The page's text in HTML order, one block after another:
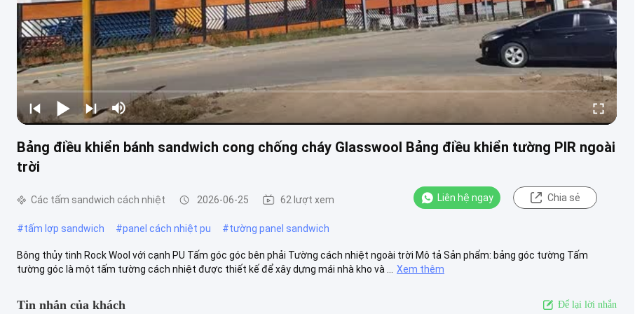
Bảng điều khiển bánh sandwich cong chống cháy Glasswool Bảng điều khiển tường PIR ngoài
trời
Các tấm sandwich cách nhiệt 2026-06-25 62 lượt xem Liên hệ ngay Chia sẻ
#tấm lợp sandwich #panel cách nhiệt pu #tường panel sandwich
Bông thủy tinh Rock Wool với cạnh PU Tấm góc góc bên phải Tường cách nhiệt ngoài trời Mô tả Sản phẩm: bảng góc tường Tấm
tường góc là một tấm tường cách nhiệt được thiết kế để xây dựng mái nhà kho và ...
Xem thêm
Tin nhắn của khách Để lại lời nhắn